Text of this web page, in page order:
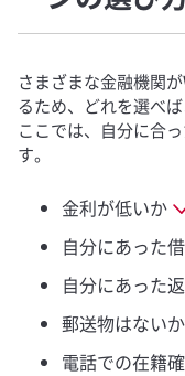
さまざまな金融機関
るため、どれを選べ
ここでは、自分に合
す。
金利が低いか
自分にあった
自分にあった
郵送物はないか
電話での在籍